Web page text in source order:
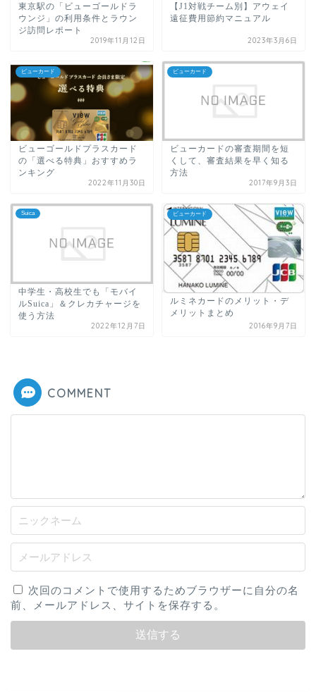
東京駅の「ビューゴールドラ
ウンジ」の利用条件とラウン
ジ訪問レポート
2019年11月12日
【J1対戦チーム別】アウェイ
遠征費用節約マニュアル
2023年3月6日
ビューカード
ビューゴールドプラスカード
の「選べる特典」おすすめラ
ンキング
2022年11月30日
ビューカード
ビューカードの審査期間を短
くして、審査結果を早く知る
方法
2017年9月3日
Suica
中学生・高校生でも「モバイ
ルSuica」＆クレカチャージを
使う方法
2022年12月7日
ビューカード
ルミネカードのメリット・デ
メリットまとめ
2016年9月7日
COMMENT
次回のコメントで使用するためブラウザーに自分の名
前、メールアドレス、サイトを保存する。